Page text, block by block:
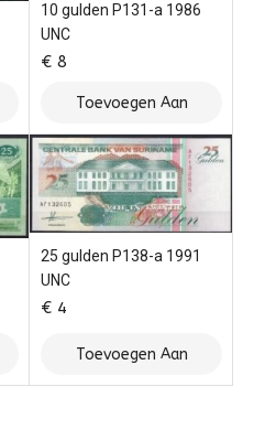
10 gulden P131-a 1986
UNC
€ 8
Toevoegen Aan
Winkelwagen
25 gulden P138-a 1991
UNC
€ 4
Toevoegen Aan
Winkelwagen